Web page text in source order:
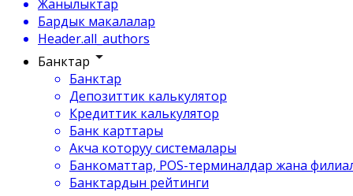
Жанылыктар
Бардык макалалар
Header.all_authors
Банктар
Банктар
Депозиттик калькулятор
Кредиттик калькулятор
Банк карттары
Акча которуу системалары
Банкоматтар, POS-терминалдар жана
Банктардын рейтинги